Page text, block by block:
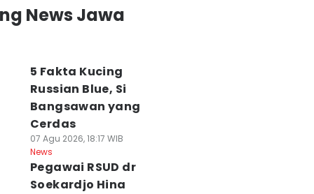
News Jawa
5 Fakta Kucing
Russian Blue, Si
Bangsawan yang
Cerdas
07 Agu 2026, 18:17 WIB
News
Pegawai RSUD dr
Soekardjo Hina